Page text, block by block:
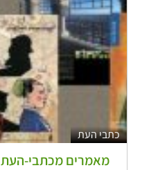
כתבי העת
מאמרים מכתבי-העת